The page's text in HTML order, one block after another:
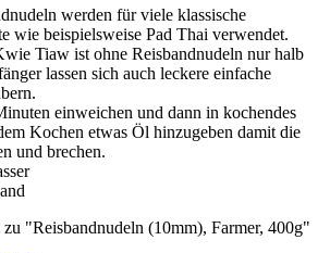
werden für viele klassische
wie beispielsweise Pad Thai verwendet.
Tiaw ist ohne Reisbandnudeln nur halb
lassen sich auch leckere einfache
einweichen und dann in kochendes
Kochen etwas Öl hinzugeben damit die
und brechen.
"Reisbandnudeln (10mm), Farmer, 400g"